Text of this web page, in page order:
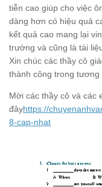
tiễn cao giúp cho việc
dàng hơn có hiệu quả
kết quả cao mang lại
trường và cũng là tài
Xin chúc các thầy cô
thành công trong
Mời các thầy cô và các
đâyhttps://
8-cap-nhat